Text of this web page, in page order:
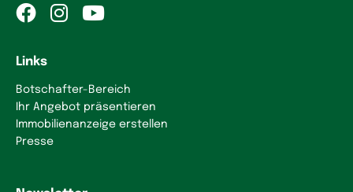
Links
Botschafter-Bereich
Ihr Angebot präsentieren
Immobilienanzeige erstellen
Presse